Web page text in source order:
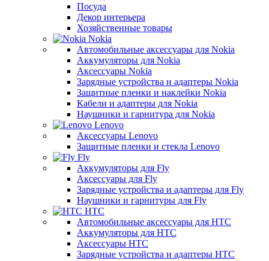
Посуда
Декор интерьера
Хозяйственные товары
Nokia
Автомобильные аксессуары для Nokia
Аккумуляторы для Nokia
Аксессуары Nokia
Зарядные устройства и адаптеры Nokia
Защитные пленки и наклейки Nokia
Кабели и адаптеры для Nokia
Наушники и гарнитура для Nokia
Lenovo
Аксессуары Lenovo
Защитные пленки и стекла Lenovo
Fly
Аккумуляторы для Fly
Аксессуары для Fly
Зарядные устройства и адаптеры для Fly
Наушники и гарнитуры для Fly
HTC
Автомобильные аксессуары для HTC
Аккумуляторы для HTC
Аксессуары HTC
Зарядные устройства и адаптеры HTC